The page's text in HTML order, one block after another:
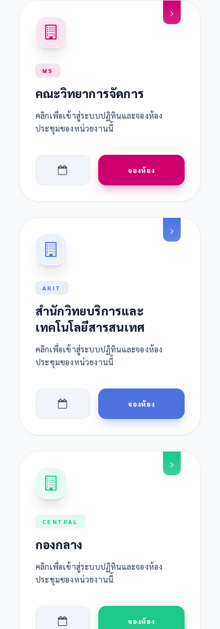
MS
คณะวิทยาการจัดการ
คลิกเพื่อเข้าสู่ระบบปฏิทินและจองห้อง
ประชุมของหน่วยงานนี้
จองห้อง
ARIT
สำนักวิทยบริการและ
เทคโนโลยีสารสนเทศ
คลิกเพื่อเข้าสู่ระบบปฏิทินและจองห้อง
ประชุมของหน่วยงานนี้
จองห้อง
CENTRAL
กองกลาง
คลิกเพื่อเข้าสู่ระบบปฏิทินและจองห้อง
ประชุมของหน่วยงานนี้
จองห้อง